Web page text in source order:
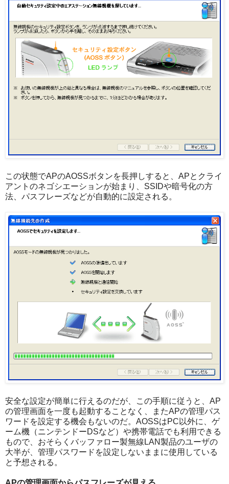
この状態でAPのAOSSボタンを長押しすると、APとクライ
アントのネゴシエーションが始まり、SSIDや暗号化の方
法、パスフレーズなどが自動的に設定される。
安全な設定が簡単に行えるのだが、この手順に従うと、AP
の管理画面を一度も起動することなく、またAPの管理パス
ワードを設定する機会もないのだ。AOSSはPC以外に、ゲ
ーム機（ニンテンドーDSなど）や携帯電話でも利用できる
もので、おそらくバッファロー製無線LAN製品のユーザの
大半が、管理パスワードを設定しないままに使用している
と予想される。